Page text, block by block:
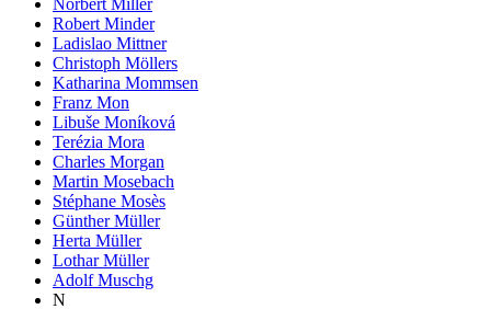
Robert Minder
Ladislao Mittner
Christoph Möllers
Katharina Mommsen
Franz Mon
Libuše Moníková
Terézia Mora
Charles Morgan
Martin Mosebach
Stéphane Mosès
Günther Müller
Herta Müller
Lothar Müller
Adolf Muschg
N